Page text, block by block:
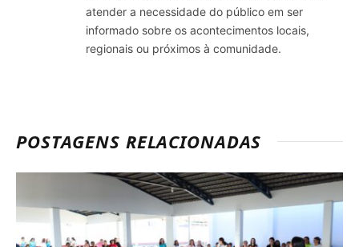
atender a necessidade do público em ser
informado sobre os acontecimentos locais,
regionais ou próximos à comunidade.
POSTAGENS RELACIONADAS